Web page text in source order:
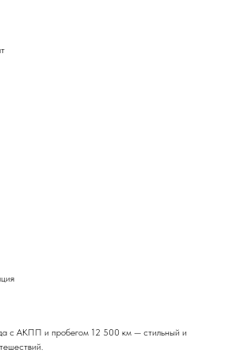
с АКПП и пробегом 12 500 км — стильный и